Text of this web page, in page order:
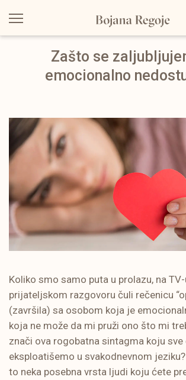
Zašto se
emocionalno
Koliko smo samo puta u prolazu, na TV-
prijateljskom razgovoru čuli rečenicu
(završila) sa osobom koja je
koja ne može da mi pruži ono što mi
znači ova rogobatna sintagma koju sve
eksploatišemo u svakodnevnom
to neka posebna vrsta ljudi koju ćete